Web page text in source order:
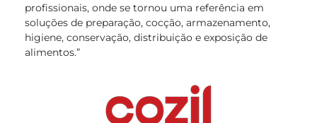
profissionais, onde se tornou uma referência em
soluções de preparação, cocção, armazenamento,
higiene, conservação, distribuição e exposição de
alimentos.”